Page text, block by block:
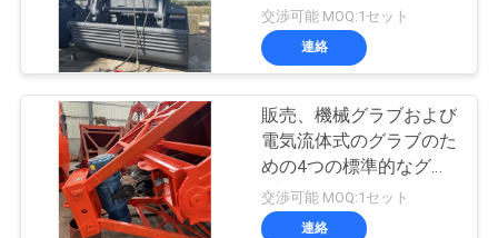
ロ
交渉可能 MOQ:1セット
連絡
販売、機械グラブおよび
電気流体式のグラブのた
めの4つの標準的なグラ
ブのバケツ
交渉可能 MOQ:1セット
連絡